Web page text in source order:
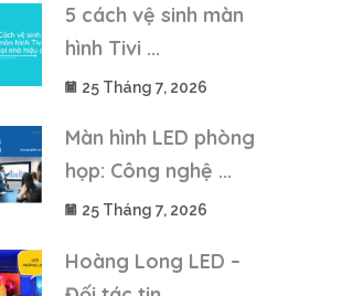
5 cách vệ sinh màn
hình Tivi ...
25 Tháng 7, 2026
Màn hình LED phòng
họp: Công nghệ ...
25 Tháng 7, 2026
Hoàng Long LED –